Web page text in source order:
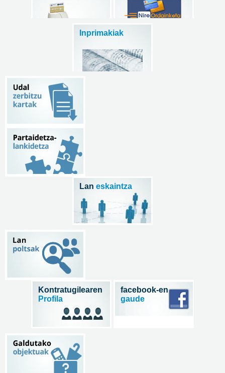
Inprimakiak
Lan eskaintza
Kontratugilearen
Profila
facebook-en
gaude